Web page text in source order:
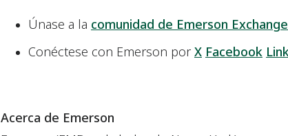
Únase a la comunidad de Emerson
Conéctese con Emerson por X Facebook
Acerca de Emerson